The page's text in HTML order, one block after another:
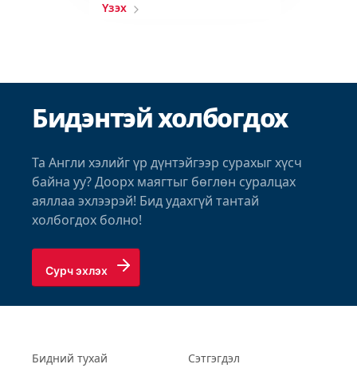
Үзэх
Бидэнтэй холбогдох
Та Англи хэлийг үр дүнтэйгээр сурахыг хүсч
байна уу? Доорх маягтыг бөглөн суралцах
аяллаа эхлээрэй! Бид удахгүй тантай
холбогдох болно!
Сурч эхлэх
Бидний тухай
Сэтгэгдэл